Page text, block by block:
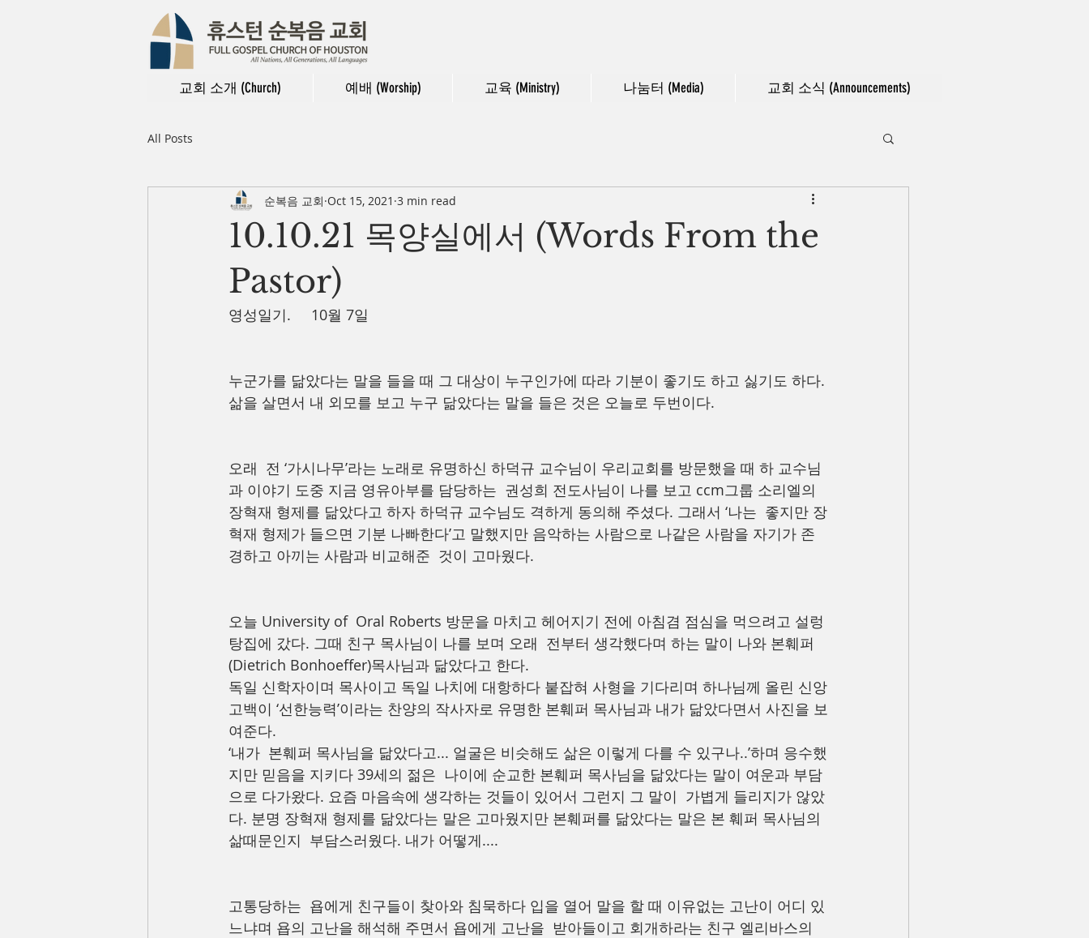
교회 소개 (Church) 예배 (Worship) 교육 (Ministry) 나눔터 (Media) 교회 소식 (Announcements)
All Posts
10.10.21 목양실에서 (Words From the
Pastor)
순복음 교회 Oct 15, 2021 3 min read
영성일기.     10월 7일
누군가를 닮았다는 말을 들을 때 그 대상이 누구인가에 따라 기분이 좋기도 하고 싫기도 하다.
삶을 살면서 내 외모를 보고 누구 닮았다는 말을 들은 것은 오늘로 두번이다.
오래  전 ‘가시나무’라는 노래로 유명하신 하덕규 교수님이 우리교회를 방문했을 때 하 교수님
과 이야기 도중 지금 영유아부를 담당하는  권성희 전도사님이 나를 보고 ccm그룹 소리엘의
장혁재 형제를 닮았다고 하자 하덕규 교수님도 격하게 동의해 주셨다. 그래서 ‘나는  좋지만 장
혁재 형제가 들으면 기분 나빠한다’고 말했지만 음악하는 사람으로 나같은 사람을 자기가 존
경하고 아끼는 사람과 비교해준  것이 고마웠다.
오늘 University of  Oral Roberts 방문을 마치고 헤어지기 전에 아침겸 점심을 먹으려고 설렁
탕집에 갔다. 그때 친구 목사님이 나를 보며 오래  전부터 생각했다며 하는 말이 나와 본훼퍼
(Dietrich Bonhoeffer)목사님과 닮았다고 한다.
독일 신학자이며 목사이고 독일 나치에 대항하다 붙잡혀 사형을 기다리며 하나님께 올린 신앙
고백이 ‘선한능력’이라는 찬양의 작사자로 유명한 본훼퍼 목사님과 내가 닮았다면서 사진을 보
여준다.
‘내가  본훼퍼 목사님을 닮았다고... 얼굴은 비슷해도 삶은 이렇게 다를 수 있구나..’하며 응수했
지만 믿음을 지키다 39세의 젊은  나이에 순교한 본훼퍼 목사님을 닮았다는 말이 여운과 부담
으로 다가왔다. 요즘 마음속에 생각하는 것들이 있어서 그런지 그 말이  가볍게 들리지가 않았
다. 분명 장혁재 형제를 닮았다는 말은 고마웠지만 본훼퍼를 닮았다는 말은 본 훼퍼 목사님의
삶때문인지  부담스러웠다. 내가 어떻게....
고통당하는  욥에게 친구들이 찾아와 침묵하다 입을 열어 말을 할 때 이유없는 고난이 어디 있
느냐며 욥의 고난을 해석해 주면서 욥에게 고난을  받아들이고 회개하라는 친구 엘리바스의